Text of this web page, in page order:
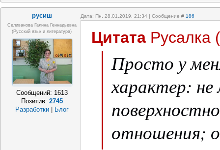
русиш Дата: Пн, 28.01.2019, 21:34 | Сообщение # 186
Селиванова Галина Геннадьевна
(русский язык и литература)
Сообщений: 1613
Позитив: 2745
Разработки
Блог
Цитата Русалка (
Просто у
характер:
отношения;